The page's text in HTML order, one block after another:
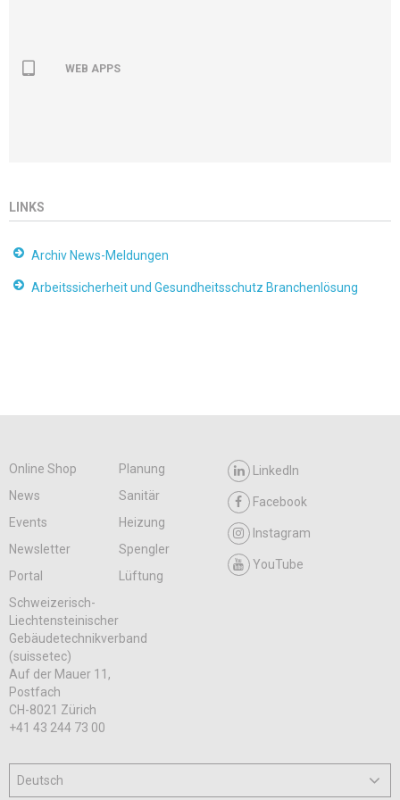
WEB APPS
LINKS
Archiv News-Meldungen
Arbeitssicherheit und Gesundheitsschutz Branchenlösung
Online Shop
Planung
News
Sanitär
Events
Heizung
Newsletter
Spengler
Portal
Lüftung
LinkedIn
Facebook
Instagram
YouTube
Schweizerisch-
Liechtensteinischer
Gebäudetechnikverband
(suissetec)
Auf der Mauer 11,
Postfach
CH-8021 Zürich
+41 43 244 73 00